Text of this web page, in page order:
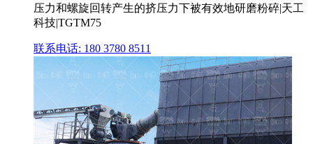
压力和螺旋回转产生的挤压力下被有效地研磨粉碎|天工
科技|TGTM75
联系电话: 180 3780 8511